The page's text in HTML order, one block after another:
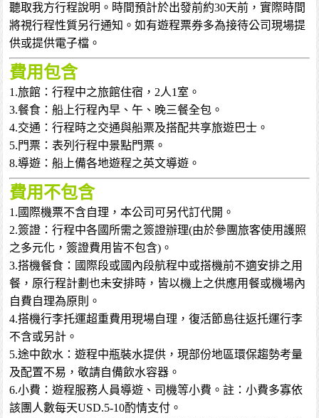
聽取我方行程說明。時間預計於出發前約30天前，實際時間
將視行程性質另行通知。如有遊程票券多為接待公司現場提
供或提供電子檔。
費用包含
1.旅館：行程中之旅館住宿，2人1室。
3.餐食：船上行程內早、午、晚三餐全包。
4.交通：行程時之交通與船票及搭配共享旅遊巴士。
5.門票：表列行程中景點門票。
8.導遊：船上備各地遊程之英文導遊。
費用不包含
1.國際機票不含自理，本公司可另代訂代開。
2.簽證：行程中各國所需之簽證辦理(由於參團旅客使用護照
之多元化，簽證費用皆不包含)。
3.搭機餐食：國際段或國內段航程中或搭機前不適安排之用
餐，原行程計劃也未安排時，皆以機上之供應用餐或機場內
自費自理為原則。
4.搭機行李托運超重費用現場自理，復活節島往返托運行李
不含或另計。
5.途中飲水：遊程中瓶裝水提供，現部份地區環保趨勢考量
及配置不易，敬請自備飲水容器。
6.小費：遊程服務人員導遊、司機等小費。註：小費多寡依
該團人數每天USD.5-10酌情支付。